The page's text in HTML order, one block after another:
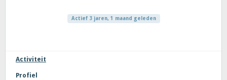
Actief 3 jaren, 1 maand geleden
Activiteit
Profiel